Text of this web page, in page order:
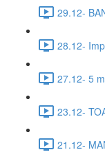
29.12-
28.12-
27.12- 5
23.12-
21.12-